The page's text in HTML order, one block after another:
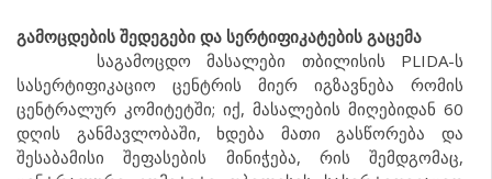
გამოცდების შედეგები და სერტიფიკატების გაცემა
საგამოცდო მასალები თბილისის PLIDA-ს
სასერტიფიკაციო ცენტრის მიერ იგზავნება რომის
ცენტრალურ კომიტეტში; იქ, მასალების მიღებიდან 60
დღის განმავლობაში, ხდება მათი გასწორება და
შესაბამისი შეფასების მინიჭება, რის შემდგომაც,